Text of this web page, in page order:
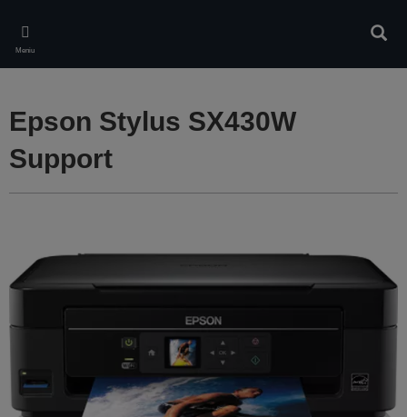
main
content
Meniu
Epson Stylus SX430W
Support